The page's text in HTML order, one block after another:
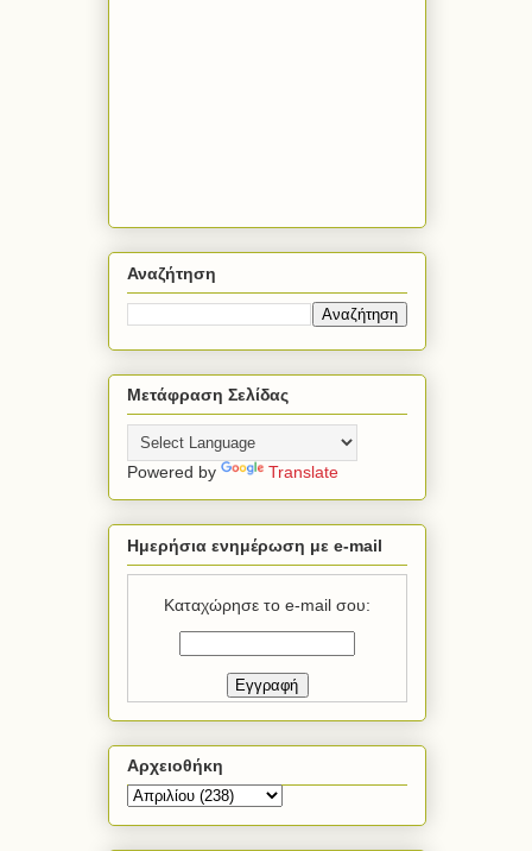
Αναζήτηση
Μετάφραση Σελίδας
Powered by Translate
Ημερήσια ενημέρωση με e-mail
Καταχώρησε το e-mail σου:
Αρχειοθήκη